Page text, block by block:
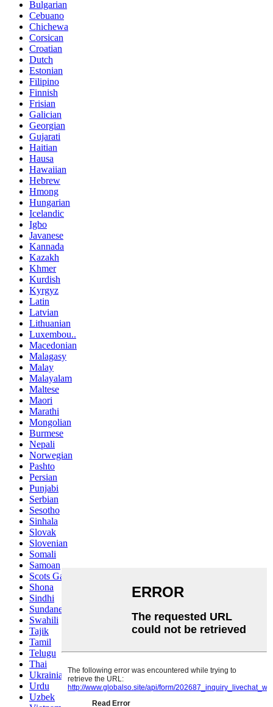
Bulgarian
Cebuano
Chichewa
Corsican
Croatian
Dutch
Estonian
Filipino
Finnish
Frisian
Galician
Georgian
Gujarati
Haitian
Hausa
Hawaiian
Hebrew
Hmong
Hungarian
Icelandic
Igbo
Javanese
Kannada
Kazakh
Khmer
Kurdish
Kyrgyz
Latin
Latvian
Lithuanian
Luxembou..
Macedonian
Malagasy
Malay
Malayalam
Maltese
Maori
Marathi
Mongolian
Burmese
Nepali
Norwegian
Pashto
Persian
Punjabi
Serbian
Sesotho
Sinhala
Slovak
Slovenian
Somali
Samoan
Scots Gaelic
Shona
Sindhi
Sundanese
Swahili
Tajik
Tamil
Telugu
Thai
Ukrainian
Urdu
Uzbek